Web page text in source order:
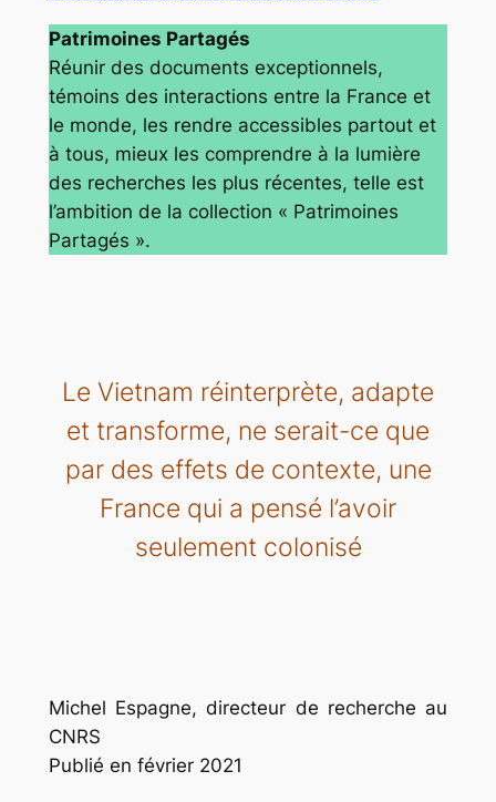
Patrimoines Partagés
Réunir des documents exceptionnels,
témoins des interactions entre la France et
le monde, les rendre accessibles partout et
à tous, mieux les comprendre à la lumière
des recherches les plus récentes, telle est
l’ambition de la collection « Patrimoines
Partagés ».
Le Vietnam réinterprète, adapte
et transforme, ne serait-ce que
par des effets de contexte, une
France qui a pensé l’avoir
seulement colonisé
Michel Espagne, directeur de recherche au
CNRS
Publié en février 2021